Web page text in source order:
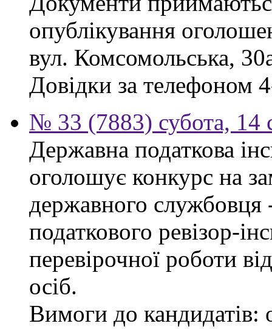
опублікування
вул. Комсомольська,
Довідки за телефоном
№ 33 (7883) субота, 14
Державна податкова
оголошує конкурс на
державного
податкового ревізор-
перевірочної роботи
осіб.
Вимоги до кандидатів: